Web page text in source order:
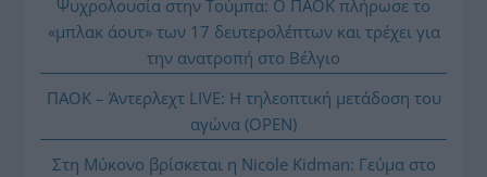
Ψυχρολουσία στην Τούμπα: Ο ΠΑΟΚ πλήρωσε το
«μπλακ άουτ» των 17 δευτερολέπτων και τρέχει για
την ανατροπή στο Βέλγιο
ΠΑΟΚ – Άντερλεχτ LIVE: Η τηλεοπτική μετάδοση του
αγώνα (OPEN)
Στη Μύκονο βρίσκεται η Nicole Kidman: Γεύμα στο